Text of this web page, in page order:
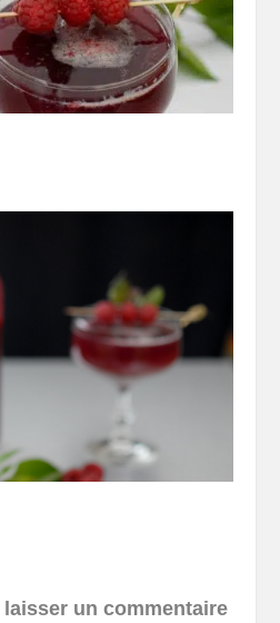
laisser un commentaire